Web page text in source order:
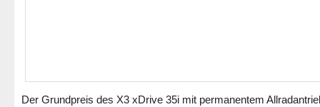
Der Grundpreis des X3 xDrive 35i mit permanentem